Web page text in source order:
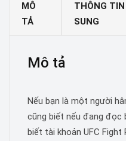
MÔ
TẢ
THÔNG TIN
SUNG
Mô tả
Nếu bạn là một người
cũng biết nếu đang đọc
biết tài khoản UFC Fight